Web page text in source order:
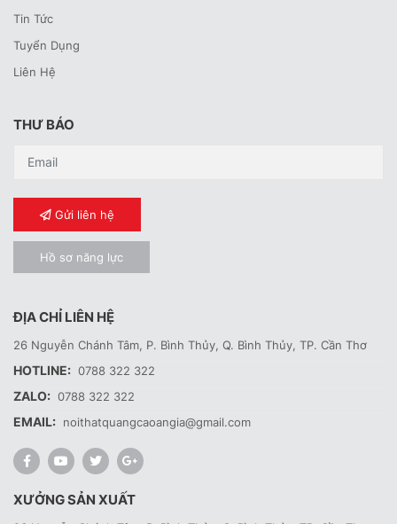
Tin Tức
Tuyển Dụng
Liên Hệ
THƯ BÁO
Gửi liên hệ
Hồ sơ năng lực
ĐỊA CHỈ LIÊN HỆ
26 Nguyễn Chánh Tâm, P. Bình Thủy, Q. Bình Thủy, TP. Cần Thơ
HOTLINE: 0788 322 322
ZALO: 0788 322 322
EMAIL: noithatquangcaoangia@gmail.com
XƯỞNG SẢN XUẤT